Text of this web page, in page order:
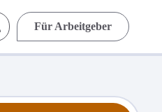
Für Arbeitgeber